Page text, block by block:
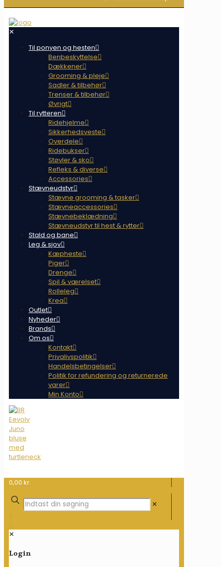
✕
Til ponyen og hesten
Benbeskyttelse
Dækkener
Grooming & pleje
Sadler & tilbehør
Trenser & tilbehør
Øvrigt
Til rytteren
Ridehjelme
Sikkerhedsveste
Overdele
Ridebukser
Støvler & sko
Refleks & diverse
Accessories
Stævneudstyr
Stævne grooming & tasker
Stævneaccessories
Stævnebeklædning
Stævneudstyr til hest & rytter
Stald og bane
Leg & sjov
Kæpheste
Piger
Drenge
Spil & værelset
Rolleleg
Krea
Outlet
Nyheder
Brands
Om os
Kontakt
Privalivspolitik
Handelsbetingelser
Politik for refundering og returnerede
varer
Min Konto
0,00 kr.
✕
✕
Login